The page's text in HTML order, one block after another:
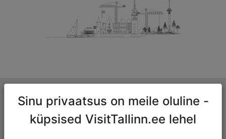
Tallinna turismiinfokeskus
Niguliste 2, 10146 Tallinn, Eesti
Sinu privaatsus on meile oluline -
küpsised VisitTallinn.ee lehel